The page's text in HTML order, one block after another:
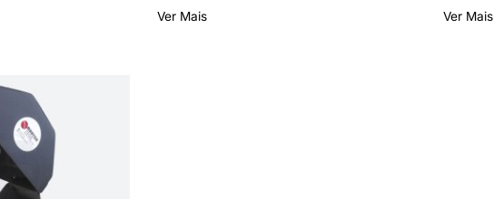
Ver Mais Ver Mais